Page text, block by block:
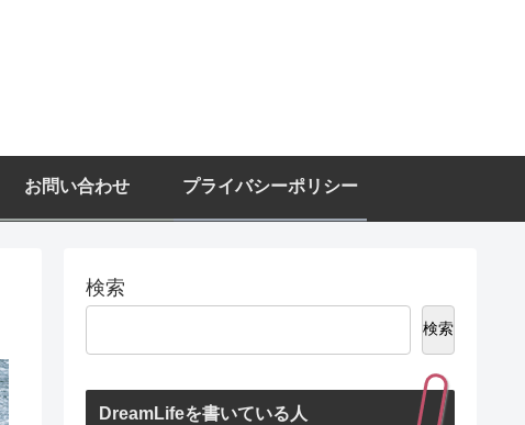
お問い合わせ プライバシーポリシー
検索
検索
DreamLifeを書いている人